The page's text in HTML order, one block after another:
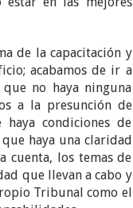
de la capacitación y
acabamos de ir a
no haya ninguna
a la presunción de
condiciones de
haya una claridad
cuenta, los temas de
que llevan a cabo y
Tribunal como el